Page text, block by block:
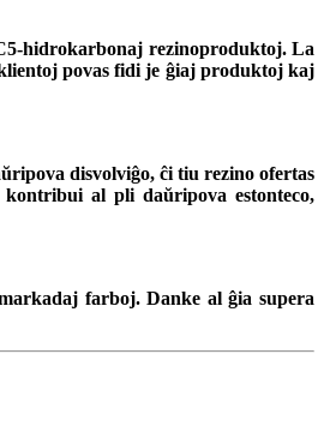
hidrokarbonaj rezinoproduktoj. La
povas fidi je ĝiaj produktoj kaj
disvolviĝo, ĉi tiu rezino ofertas
al pli daŭripova estonteco,
farboj. Danke al ĝia supera